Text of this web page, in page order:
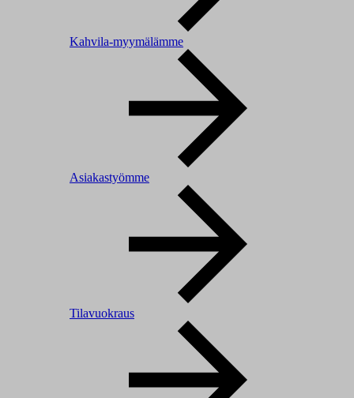
Kahvila-myymälämme
Asiakastyömme
Tilavuokraus